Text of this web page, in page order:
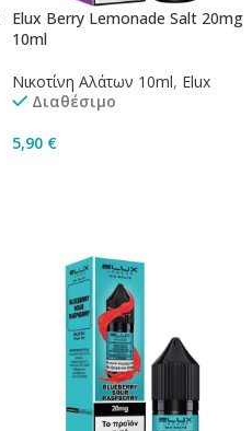
Elux Berry Lemonade Salt 20mg
10ml
Νικοτίνη Αλάτων 10ml, Elux
Διαθέσιμο
5,90 €